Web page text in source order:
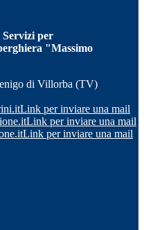
Servizi per
"Massimo
di Villorba (TV)
Link per inviare una mail
Link per inviare una mail
Link per inviare una mail